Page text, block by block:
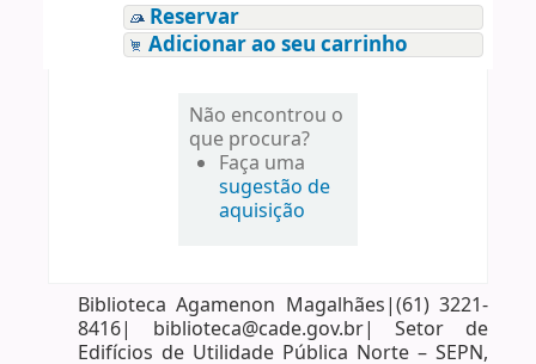
Reservar
Adicionar ao seu carrinho
Não encontrou o
que procura?
Faça uma
sugestão de
aquisição
Biblioteca Agamenon Magalhães|(61) 3221-
8416| biblioteca@cade.gov.br| Setor de
Edifícios de Utilidade Pública Norte – SEPN,